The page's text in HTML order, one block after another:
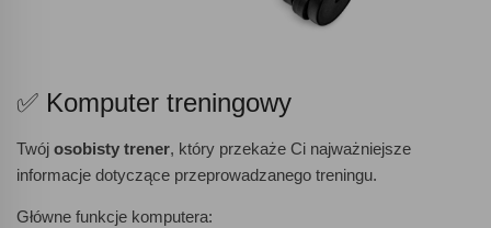
✅ Komputer treningowy
Twój osobisty trener, który przekaże Ci najważniejsze
informacje dotyczące przeprowadzanego treningu.
Główne funkcje komputera: